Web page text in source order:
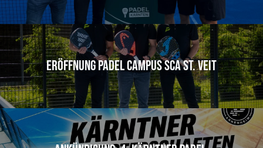
Eröffnung Padel Campus SCA St. Veit